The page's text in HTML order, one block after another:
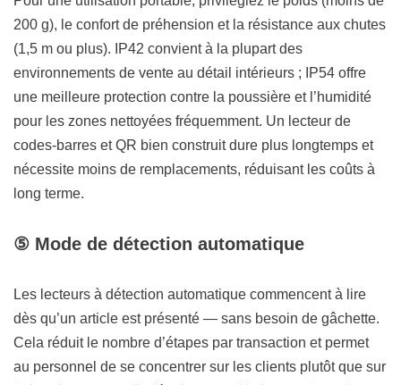
200 g), le confort de préhension et la résistance aux chutes
(1,5 m ou plus). IP42 convient à la plupart des
environnements de vente au détail intérieurs ; IP54 offre
une meilleure protection contre la poussière et l’humidité
pour les zones nettoyées fréquemment. Un lecteur de
codes-barres et QR bien construit dure plus longtemps et
nécessite moins de remplacements, réduisant les coûts à
long terme.
⑤ Mode de détection automatique
Les lecteurs à détection automatique commencent à lire
dès qu’un article est présenté — sans besoin de gâchette.
Cela réduit le nombre d’étapes par transaction et permet
au personnel de se concentrer sur les clients plutôt que sur